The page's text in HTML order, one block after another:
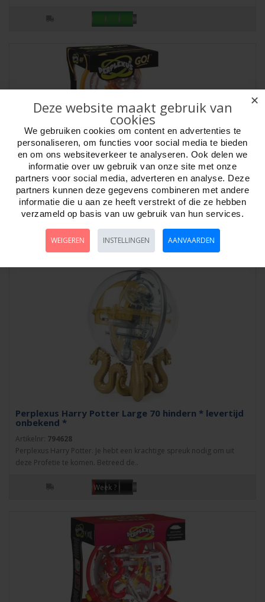
Perplexus Go 2 kleuren assortie
Artikelnr:794615
Perplexus Go 2 modellen assortie Groen (spiraal) en Oranje (trap)...
Perplexus Harry Potter Large 70 hindern * levertijd
onbekend *
Artikelnr: 794628
Perplexus Harry Potter. Je hebt een krachtige spreuk nodig om uit
deze Profetie te komen. Betreed de..
Week ?
✕
Deze website maakt gebruik van
cookies
We gebruiken cookies om content en advertenties te
personaliseren, om functies voor social media te bieden
en om ons websiteverkeer te analyseren. Ook delen we
informatie over uw gebruik van onze site met onze
partners voor social media, adverteren en analyse. Deze
partners kunnen deze gegevens combineren met andere
informatie die u aan ze heeft verstrekt of die ze hebben
verzameld op basis van uw gebruik van hun services.
WEIGEREN INSTELLINGEN AANVAARDEN